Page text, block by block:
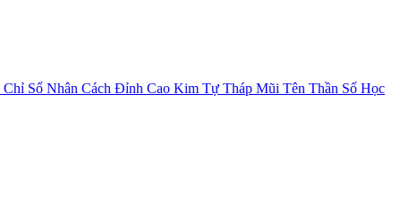
Chỉ Số Nhân Cách Đỉnh Cao Kim Tự Tháp Mũi Tên Thần Số Học